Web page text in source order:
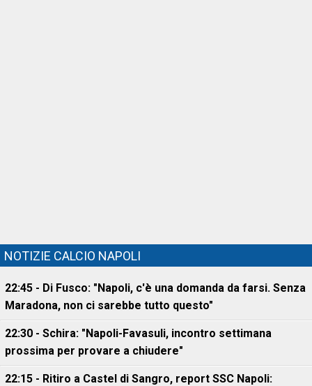
NOTIZIE CALCIO NAPOLI
22:45 - Di Fusco: "Napoli, c'è una domanda da farsi. Senza
Maradona, non ci sarebbe tutto questo"
22:30 - Schira: "Napoli-Favasuli, incontro settimana
prossima per provare a chiudere"
22:15 - Ritiro a Castel di Sangro, report SSC Napoli: